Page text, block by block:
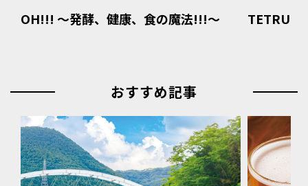
TETRU HAIRS キャ
おすすめ記事